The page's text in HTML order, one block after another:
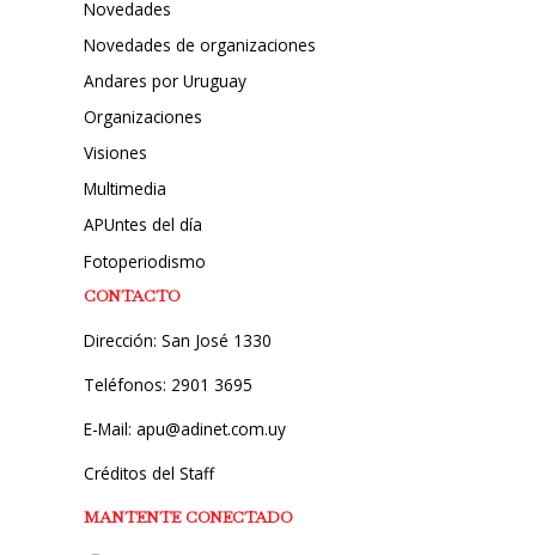
Novedades
Novedades de organizaciones
Andares por Uruguay
Organizaciones
Visiones
Multimedia
APUntes del día
Fotoperiodismo
CONTACTO
Dirección: San José 1330
Teléfonos: 2901 3695
E-Mail: apu@adinet.com.uy
Créditos del Staff
MANTENTE CONECTADO